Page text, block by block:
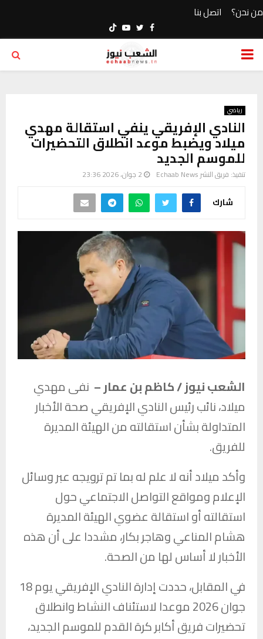
من نحن؟ اتصل بنا
Facebook
Twitter
Youtube
PRIMARY
رياضي
النادي الإفريقي ينفي استقالة مهدي
ميلاد ويضبط موعد انطلاق التحضيرات
للموسم الجديد
تنفيذ: فريق النشر Echaab News 2 جوان، 2026 23:36
شارك
الشعب نيوز / كاظم بن عمار – نفى مهدي
ميلاد، نائب رئيس النادي الإفريقي صحة الأخبار
المتداولة بشأن استقالته من الهيئة المديرة
للفريق.
وأكد ميلاد أنه لا علم له بما تم ترويجه عبر وسائل
الإعلام ومواقع التواصل الاجتماعي حول
استقالته أو استقالة عضوي الهيئة المديرة
هشام المناعي وهاجر بكار، مشددا على أن هذه
الأخبار لا أساس لها من الصحة.
في المقابل، حددت إدارة النادي الإفريقي يوم 18
جوان 2026 موعدا لاستئناف النشاط وانطلاق
تحضيرات فريق أكابر كرة القدم للموسم الجديد،